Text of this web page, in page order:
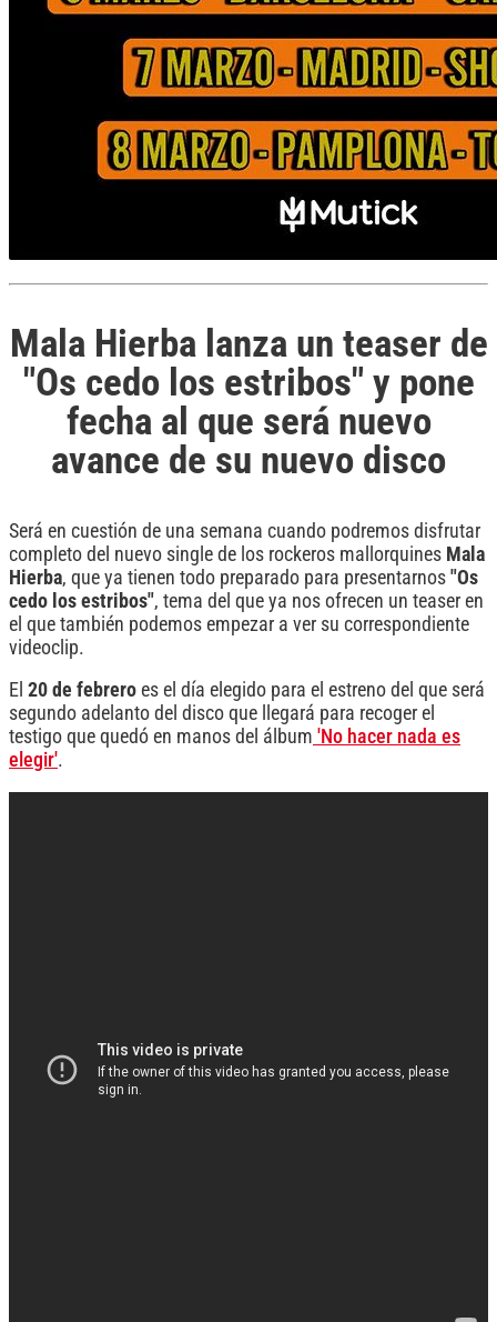
Mala Hierba lanza un teaser de
"Os cedo los estribos" y pone
fecha al que será nuevo
avance de su nuevo disco
Será en cuestión de una semana cuando podremos disfrutar
completo del nuevo single de los rockeros mallorquines Mala
Hierba, que ya tienen todo preparado para presentarnos "Os
cedo los estribos", tema del que ya nos ofrecen un teaser en
el que también podemos empezar a ver su correspondiente
videoclip.
El 20 de febrero es el día elegido para el estreno del que será
segundo adelanto del disco que llegará para recoger el
testigo que quedó en manos del álbum 'No hacer nada es
elegir'.